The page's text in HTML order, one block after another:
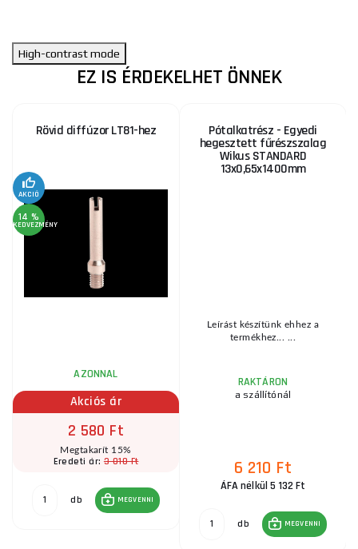
High-contrast mode
EZ IS ÉRDEKELHET ÖNNEK
Rövid diffúzor LT81-hez
AKCIÓ
14 %
KEDVEZMÉNY
AZONNAL
Akciós ár
2 580 Ft
Megtakarít 15%
Eredeti ár:3 010 Ft
db MEGVENNI
Pótalkatrész - Egyedi
hegesztett fűrészszalag
Wikus STANDARD
13x0,65x1400mm
Leírást készítünk ehhez a
termékhez... ...
RAKTÁRON
a szállítónál
6 210 Ft
ÁFA nélkül 5 132 Ft
db MEGVENNI